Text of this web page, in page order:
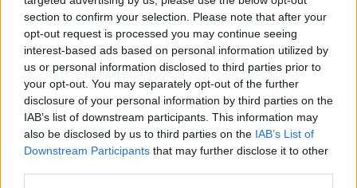
section to confirm your selection. Please note that after your
opt-out request is processed you may continue seeing
interest-based ads based on personal information utilized by
us or personal information disclosed to third parties prior to
your opt-out. You may separately opt-out of the further
disclosure of your personal information by third parties on the
IAB’s list of downstream participants. This information may
also be disclosed by us to third parties on the IAB’s List of
Downstream Participants that may further disclose it to other